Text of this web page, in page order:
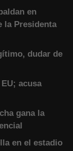
en
la Presidenta
dudar de
acusa
gana la
en el estadio